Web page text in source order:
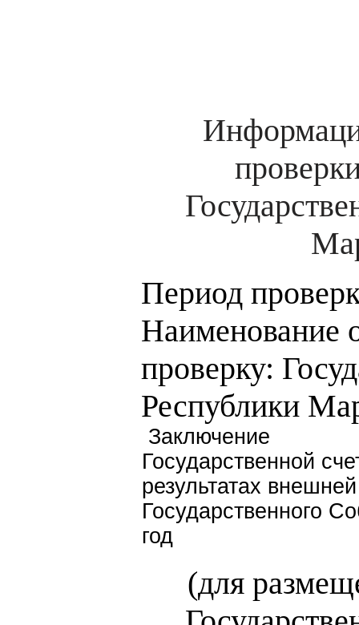
Период
Наименование
проверку:
Республики
Заключение
Государственной
результатах
Государственного
год
(для